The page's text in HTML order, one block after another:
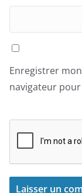
Enregistrer
navigateur